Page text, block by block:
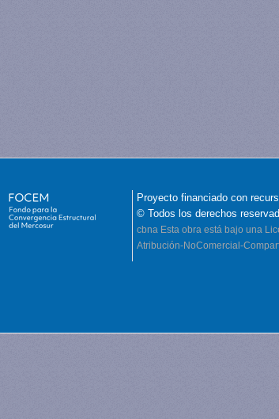
Proyecto financiado con
© Todos los derechos
cbna Esta obra está bajo una
Atribución-NoComercial-